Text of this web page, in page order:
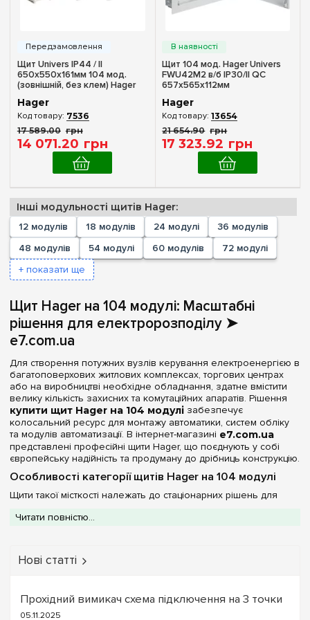
Пустой
1(+1)
2(+1)
3(+1)
4(+6)
10(+6)
12(+20)
18(+16)
22(+3)
24
36(+23)
48(+16)
54(+7)
60(+9)
72(+12)
78(+2)
84(+3)
96(+2)
104
108(+2)
120(+4)
144(+6)
168(+2)
Комплектація клемами PE+N
Немає в комплекті
Часткова(1)
Матеріал корпусу
Метал(2)
Дверцята
Біла(1)
Непрозора(1)
Серія
Білий (2)
Ступінь захисту IP
Щит Univers IP44 / II
650x550x161мм 104 мод.
(зовнішній, без клем) Hager
Hager
7536
17 589.00 грн
14 071.20 грн
Щит 104 мод. Hager Univers
FWU42M2 в/б IP30/II QC
657x565x112мм
Hager
13654
21 654.90 грн
17 323.92 грн
Інші модульності щитів Hager:
12 модулів 18 модулів 24 модулі
36 модулів
48 модулів
54 модулі 60 модулів
72 модулі
+ показати ще
Щит Hager на 104 модулі: Масштабні
рішення для електророзподілу ➤
e7.com.ua
Для створення потужних вузлів керування електроенергією в
багатоповерхових житлових комплексах, торгових центрах
або на виробництві необхідне обладнання, здатне вмістити
велику кількість захисних та комутаційних апаратів. Рішення
купити щит Hager на 104 модулі забезпечує
колосальний ресурс для монтажу автоматики, систем обліку
та модулів автоматизації. В інтернет-магазині e7.com.ua
представлені професійні щити Hager, що поєднують у собі
європейську надійність та продуману до дрібниць конструкцію.
Особливості категорії щитів Hager на 104 модулі
Щити такої місткості належать до стаціонарних рішень для
Міцний металевий корпус:
Професійна серія Univers:
встановлення різних функціональних блоків.
Захист від зовнішніх факторів:
Читати повністю...
Нові статті
Прохідний вимикач схема підключення на 3 точки
05.11.2025